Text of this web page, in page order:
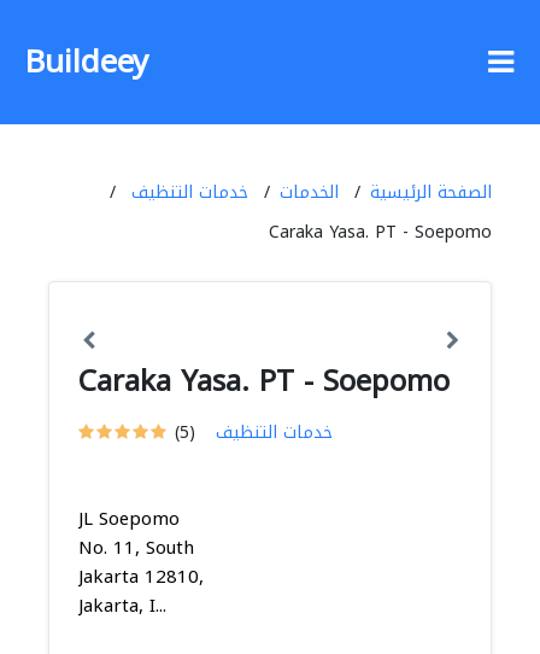
Buildeey
الصفحة الرئيسية الخدمات
خدمات التنظيف
Caraka Yasa. PT - Soepomo
Caraka Yasa. PT - Soepomo
(5) خدمات التنظيف
JL Soepomo
No. 11, South
Jakarta 12810,
Jakarta, I...